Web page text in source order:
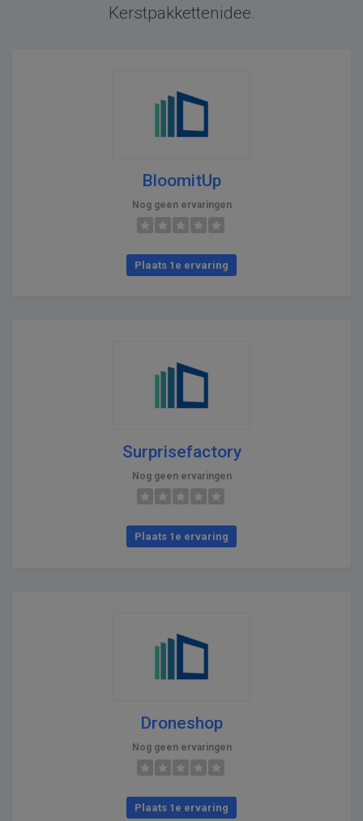
Kerstpakkettenidee.
BloomitUp
Nog geen ervaringen
Plaats 1e ervaring
Surprisefactory
Nog geen ervaringen
Plaats 1e ervaring
Droneshop
Nog geen ervaringen
Plaats 1e ervaring